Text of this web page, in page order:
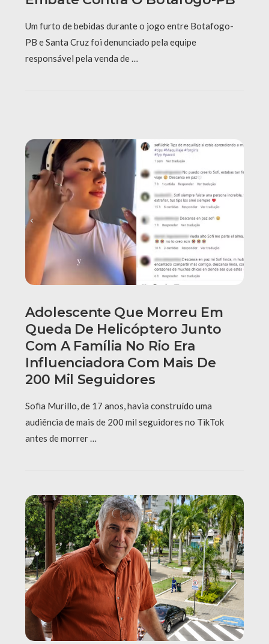
Um furto de bebidas durante o jogo entre Botafogo-
PB e Santa Cruz foi denunciado pela equipe
responsável pela venda de …
Adolescente Que Morreu Em
Queda De Helicóptero Junto
Com A Família No Rio Era
Influenciadora Com Mais De
200 Mil Seguidores
Sofia Murillo, de 17 anos, havia construído uma
audiência de mais de 200 mil seguidores no TikTok
antes de morrer …